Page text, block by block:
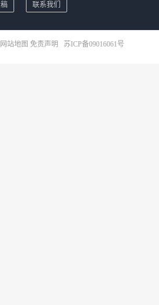
联系我们
网站地图 免责声明 苏ICP备09016061号